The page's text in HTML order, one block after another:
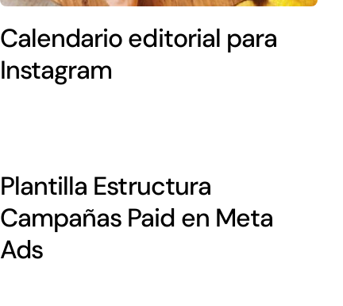
Calendario editorial para
Instagram
Plantilla Estructura
Campañas Paid en Meta
Ads